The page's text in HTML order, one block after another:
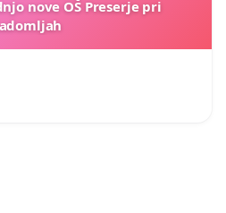
nove OŠ Preserje pri